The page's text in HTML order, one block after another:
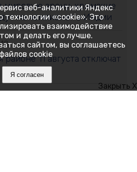
мировую арену: крымские
на чемпионат в Индии
11 августа отключат
и улиц
Закрыть X
веб-аналитики Яндекс
технологии «cookie». Это
взаимодействие
и делать его лучше.
сайтом, вы соглашаетесь
cookie
Я согласен